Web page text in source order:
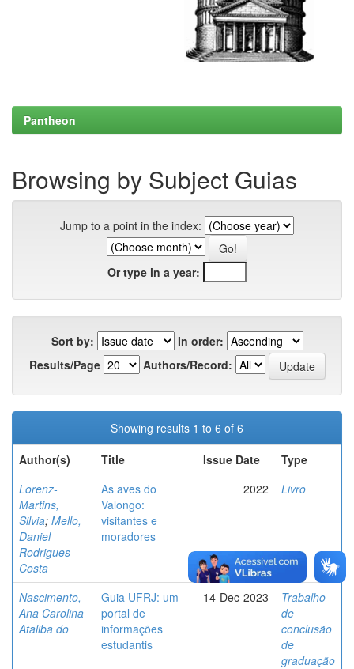
Pantheon
Browsing by Subject Guias
Jump to a point in the index:
Or type in a year:
Sort by:
In order:
Results/Page
Authors/Record:
Showing results 1 to 6 of 6
Author(s)
Title Issue Date
Type
Lorenz-
Martins,
Silvia; Mello,
Daniel
Rodrigues
Costa
As aves do
Valongo:
visitantes e
moradores
2022 Livro
Nascimento,
Ana Carolina
Ataliba do
Guia UFRJ: um
portal de
informações
estudantis
14-Dec-2023
Trabalho
de
conclusão
de
graduação